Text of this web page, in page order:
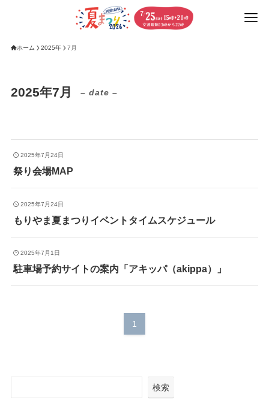
ホーム 2025年 7月
2025年7月 – date –
2025年7月24日
祭り会場MAP
2025年7月24日
もりやま夏まつりイベントタイムスケジュール
2025年7月1日
駐車場予約サイトの案内「アキッパ（akippa）」
1
検索